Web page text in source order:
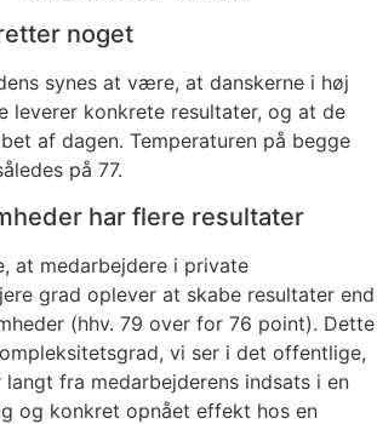
noget
synes at være, at danskerne i høj
leverer konkrete resultater, og at de
af dagen. Temperaturen på begge
på 77.
har flere resultater
at medarbejdere i private
grad oplever at skabe resultater end
(hhv. 79 over for 76 point). Dette
vi ser i det offentlige,
langt fra medarbejderens indsats i en
og konkret opnået effekt hos en